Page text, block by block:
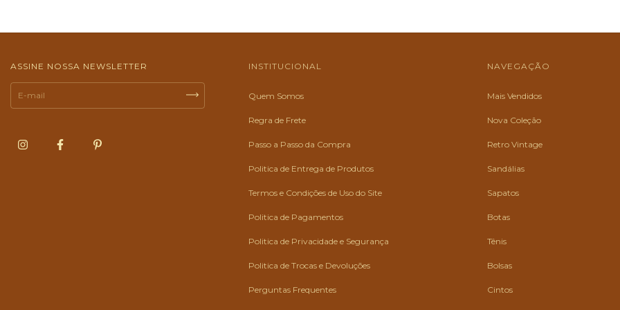
ASSINE NOSSA NEWSLETTER INSTITUCIONAL
Quem Somos
Regra de Frete
Passo a Passo da Compra
Politica de Entrega de Produtos
Termos e Condições de Uso do Site
Politica de Pagamentos
Politica de Privacidade e Segurança
Politica de Trocas e Devoluções
Perguntas Frequentes
NAVEGAÇÃO
Mais Vendidos
Nova Coleção
Retro Vintage
Sandálias
Sapatos
Botas
Tênis
Bolsas
Cintos